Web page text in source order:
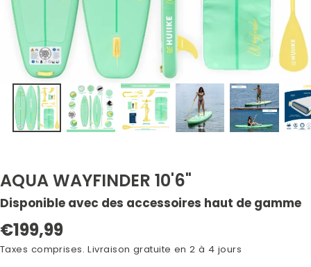
AQUA WAYFINDER 10'6"
Disponible avec des accessoires haut de gamme
Prix
normal
€199,99
Taxes comprises. Livraison gratuite en 2 à 4 jours